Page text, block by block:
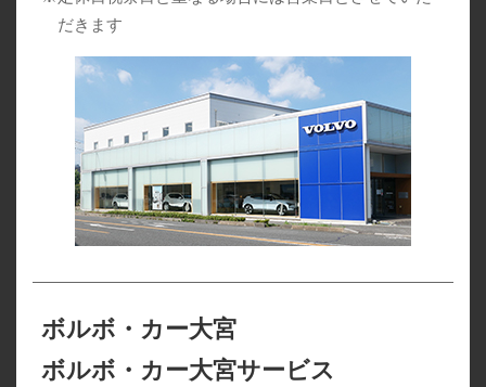
だきます
ボルボ・カー大宮
ボルボ・カー大宮サービス